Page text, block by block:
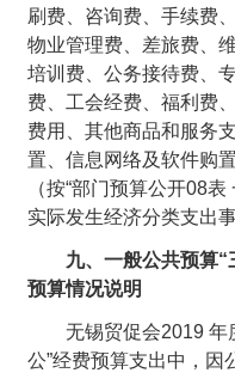
刷费、咨询费、手续费
物业管理费、差旅费、
培训费、公务接待费、
费、工会经费、福利费
费用、其他商品和服务
置、信息网络及软件购
（按“部门预算公开08
实际发生经济分类支出事
九、一般公共预算
预算情况说明
无锡贸促会2019 年
公”经费预算支出中，因